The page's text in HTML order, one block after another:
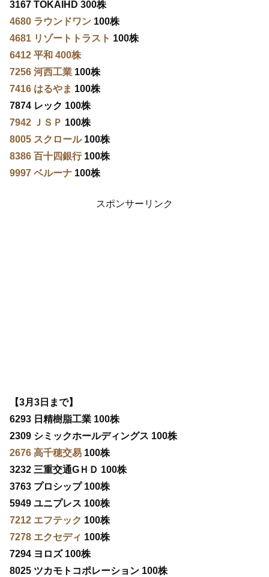
3167 TOKAIHD 300株
4680 ラウンドワン 100株
4681 リゾートトラスト 100株
6412 平和 400株
7256 河西工業 100株
7416 はるやま 100株
7874 レック 100株
7942 ＪＳＰ 100株
8005 スクロール100株
8386 百十四銀行100株
9997 ベルーナ 100株
スポンサーリンク
【3月3日まで】
6293 日精樹脂工業 100株
2309 シミックホールディングス 100株
2676 高千穂交易 100株
3232 三重交通GＨＤ 100株
3763 プロシップ 100株
5949 ユニプレス 100株
7212 エフテック 100株
7278 エクセディ 100株
7294 ヨロズ 100株
8025 ツカモトコポレーション 100株